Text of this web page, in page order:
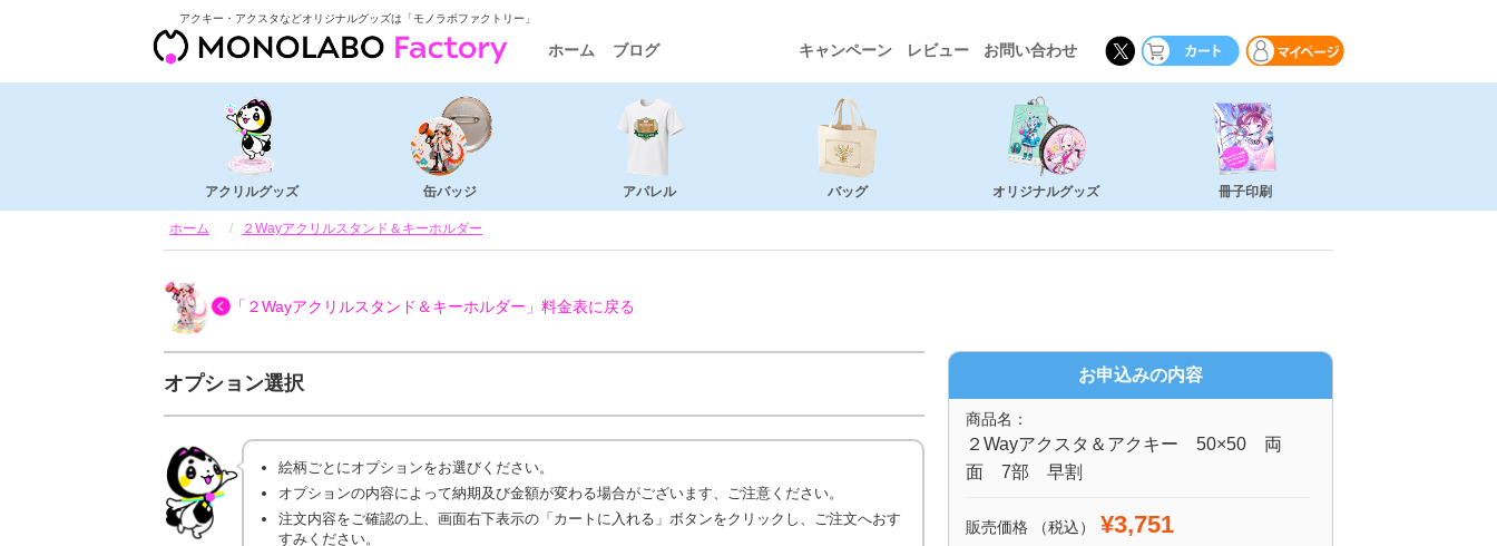
アクキー・アクスタなどオリジナルグッズは「モノラボファクトリー」
ホーム ブログ キャンペーン レビュー お問い合わせ
アクリルグッズ 缶バッジ アパレル バッグ オリジナルグッズ 冊子印刷
ホーム ２Wayアクリルスタンド＆キーホルダー
「２Wayアクリルスタンド＆キーホルダー」 料金表に戻る
オプション選択
絵柄ごとにオプションをお選びください。
オプションの内容によって納期及び金額が変わる場合がございます、ご注意ください。
注文内容をご確認の上、画面右下表示の「カートに入れる」ボタンをクリックし、ご注文へおす
すみください。
お申込みの内容
商品名：
２Wayアクスタ＆アクキー 50×50 両
面 7部 早割
販売価格 （税込） ¥3,751